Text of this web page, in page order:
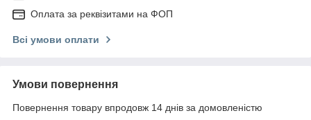
Оплата за реквізитами на ФОП
Всі умови оплати
Умови повернення
Повернення товару впродовж 14 днів за домовленістю